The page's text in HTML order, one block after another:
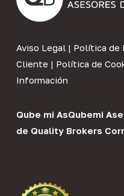
Aviso Legal| Política de
Cliente | Política de
Información
Qube mi AsQubemi
de Quality Brokers